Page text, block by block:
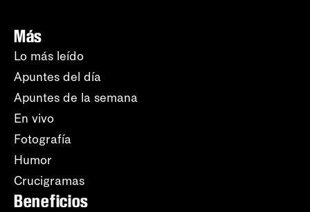
Más
Lo más leído
Apuntes del día
Apuntes de la semana
En vivo
Fotografía
Humor
Crucigramas
Beneficios